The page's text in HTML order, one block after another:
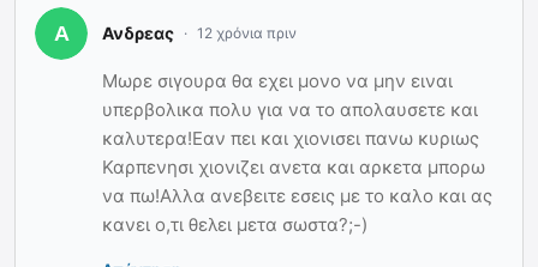
Ανδρεας 12 χρόνια πριν
Μωρε σιγουρα θα εχει μονο να μην ειναι
υπερβολικα πολυ για να το απολαυσετε και
καλυτερα!Εαν πει και χιονισει πανω κυριως
Καρπενησι χιονιζει ανετα και αρκετα μπορω
να πω!Αλλα ανεβειτε εσεις με το καλο και ας
κανει ο,τι θελει μετα σωστα?;-)